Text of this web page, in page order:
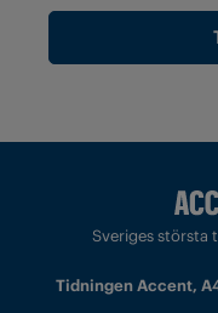
Sveriges största
Tidningen Accent,